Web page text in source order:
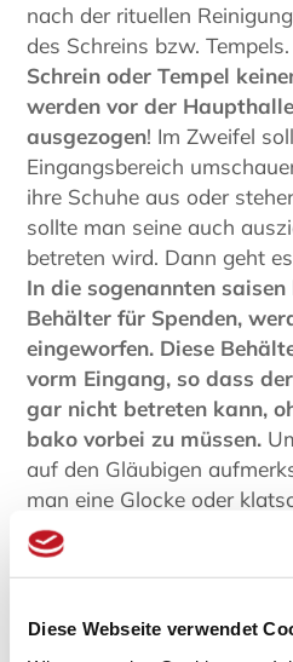
Diese Webseite verwendet
nach der rituellen
des Schreins bzw.
Schrein oder Tempel
werden vor der
ausgezogen! Im Zweifel
Eingangsbereich
ihre Schuhe aus oder
sollte man seine auch
betreten wird. Dann geht
In die sogenannten
Behälter für Spenden,
eingeworfen. Diese
vorm Eingang, so dass
gar nicht betreten kann,
bako vorbei zu müssen.
auf den Gläubigen
man eine Glocke oder
Viele tun auch beides. In
ist es auch außerhalb von
laute Klatschen) auf die